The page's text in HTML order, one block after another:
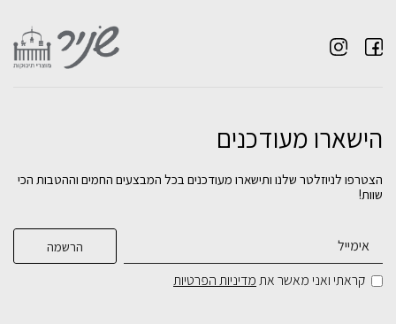
שידה ברלין - מסילות טריקה שקטה - פינות
מעוגלות
בחירתצבע:
שידה ורונה - מסילות טריקה שקטה
בחירתצבע:
מיטה פנדה לבן טבעי - מעקה עולה יורד- כולל
מעקה מעבר
בחירתצבע:
שידה פריז - מסילות טריקה שקטה
בחירתצבע:
הישארו מעודכנים
הצטרפו לניוזלטר שלנו ותישארו מעודכנים בכל המבצעים החמים וההטבות הכי
שוות!
קראתי ואני מאשר אתמדיניות הפרטיות